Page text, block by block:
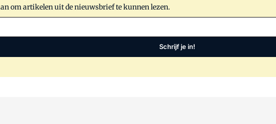
om artikelen uit de nieuwsbrief te kunnen lezen.
Schrijf je in!